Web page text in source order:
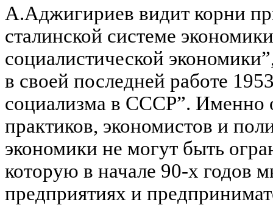
А.Аджигириев видит корни
сталинской системе
социалистической
в своей последней работе
социализма в СССР”. Именно
практиков, экономистов и
экономики не могут быть
которую в начале 90-х годов
предприятиях и